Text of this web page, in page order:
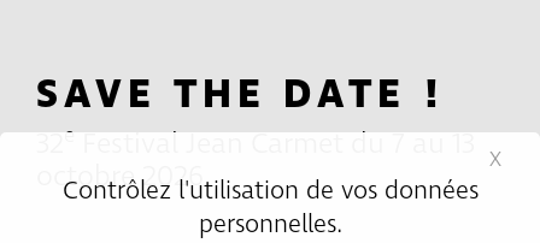
Contrôlez l'utilisation de vos données
personnelles.
X
SAVE THE DATE !
32eFestival Jean Carmet du 7 au 13
octobre 2026